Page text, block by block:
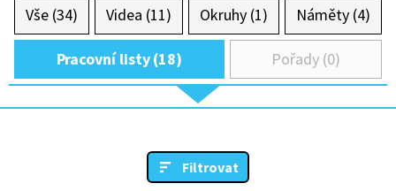
Vše (34) Videa (11) Okruhy (1) Náměty (4)
Pracovní listy (18) Pořady (0)
Filtrovat